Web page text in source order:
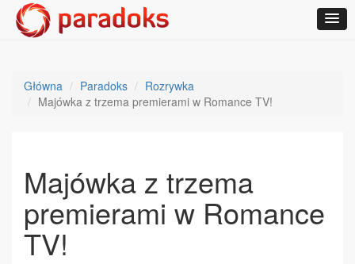
Główna Paradoks
Rozrywka
Majówka z trzema premierami w Romance TV!
Majówka z trzema
premierami w Romance
TV!